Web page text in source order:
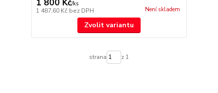
1 800 Kč/ks
1 487,60 Kč bez DPH Není skladem
Zvolit variantu
strana z 1